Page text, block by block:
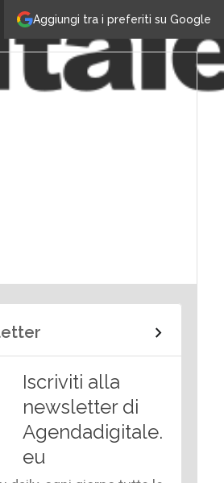
Aggiungi tra i preferiti su Google
Iscriviti alla
newsletter di
Agendadigitale.
eu